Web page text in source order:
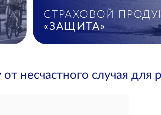
СТРАХОВОЙ
«ЗАЩИТА»
несчастного случая